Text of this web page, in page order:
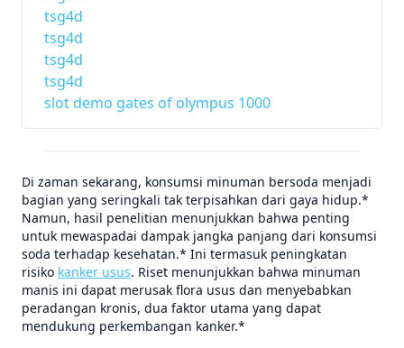
tsg4d
tsg4d
tsg4d
tsg4d
slot demo gates of olympus 1000
Di zaman sekarang, konsumsi minuman bersoda menjadi
bagian yang seringkali tak terpisahkan dari gaya hidup.*
Namun, hasil penelitian menunjukkan bahwa penting
untuk mewaspadai dampak jangka panjang dari konsumsi
soda terhadap kesehatan.* Ini termasuk peningkatan
risiko kanker usus. Riset menunjukkan bahwa minuman
manis ini dapat merusak flora usus dan menyebabkan
peradangan kronis, dua faktor utama yang dapat
mendukung perkembangan kanker.*